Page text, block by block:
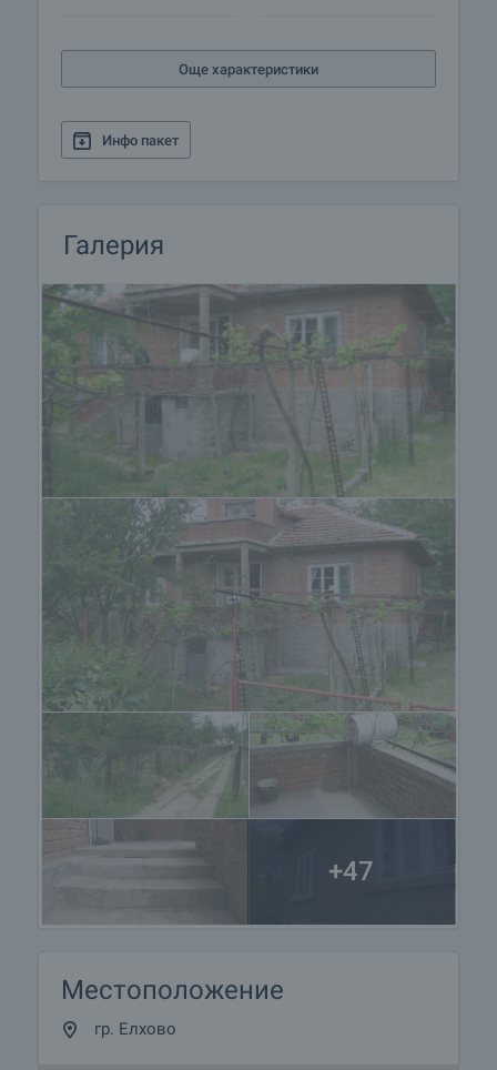
Още характеристики
Инфо пакет
Галерия
+47
Местоположение
гр. Елхово